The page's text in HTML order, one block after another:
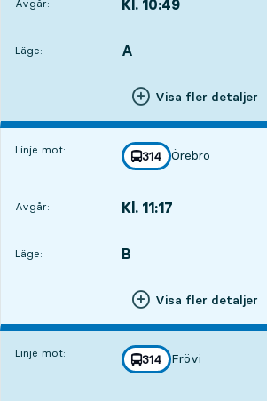
Avgår: Kl. 10:49
Läge:
LÄGE, A
,
Visa fler detaljer
Linje mot: linje
314
mot
Örebro
,
Avgår: Kl. 11:17
Läge:
LÄGE, B
,
Visa fler detaljer
Linje mot: linje
314
mot
Frövi
,